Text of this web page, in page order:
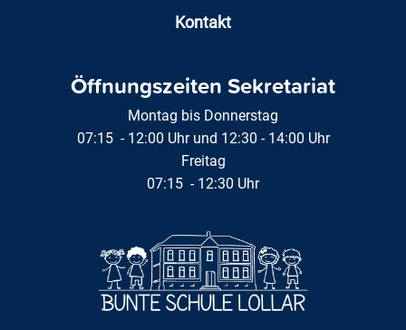
Öffnungszeiten Sekretariat
Montag bis Donnerstag
07:15 - 12:00 Uhr und 12:30 - 14:00 Uhr
Freitag
07:15 - 12:30 Uhr
Kontakt